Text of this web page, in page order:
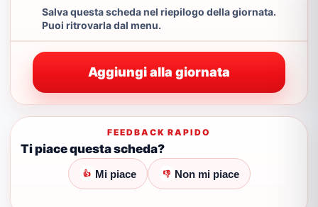
Salva questa scheda nel riepilogo della giornata.
Puoi ritrovarla dal menu.
Aggiungi alla giornata
FEEDBACK RAPIDO
Ti piace questa scheda?
👍 Mi piace 👎 Non mi piace